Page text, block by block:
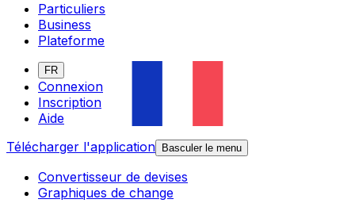
Particuliers
Business
Plateforme
FR
Connexion
Inscription
Aide
Télécharger l'application
Basculer le menu
Convertisseur de devises
Graphiques de change